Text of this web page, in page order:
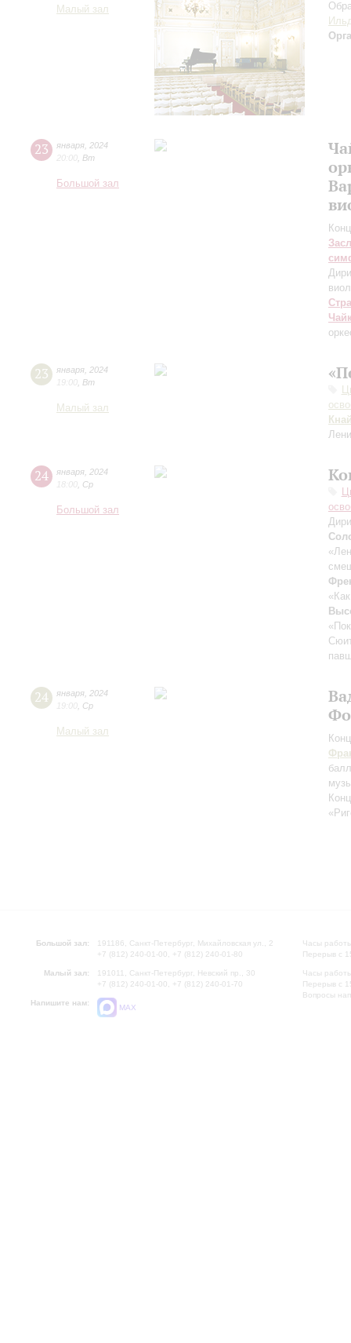
Малый зал
23 января 2024
20:00 Вт
Большой зал
23 января 2024
19:00 Вт
Малый зал
24 января 2024
18:00 Ср
Большой зал
24 января 2024
19:00 Ср
Малый зал
Большой зал:
191186, Санкт-Петербург, Михайловская ул., 2
+7 (812) 240-01-00, +7 (812) 240-01-80
Малый зал:
191011, Санкт-Петербург, Невский пр., 30
+7 (812) 240-01-00, +7 (812) 240-01-70
Напишите нам:
MAX
Часы
Перерыв с
Часы
Перерыв с
Вопросы